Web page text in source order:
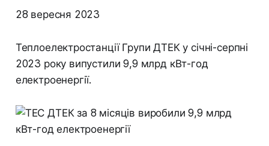
28 вересня 2023
Теплоелектростанції Групи ДТЕК у січні-серпні
2023 року випустили 9,9 млрд кВт-год
електроенергії.